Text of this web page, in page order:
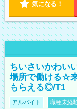
気になる！
ちいさいかわい
場所で働ける☆
もらえる◎/T1
アルバイト 職種未経